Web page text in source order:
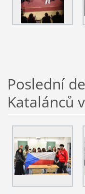
Poslední
Katalánců